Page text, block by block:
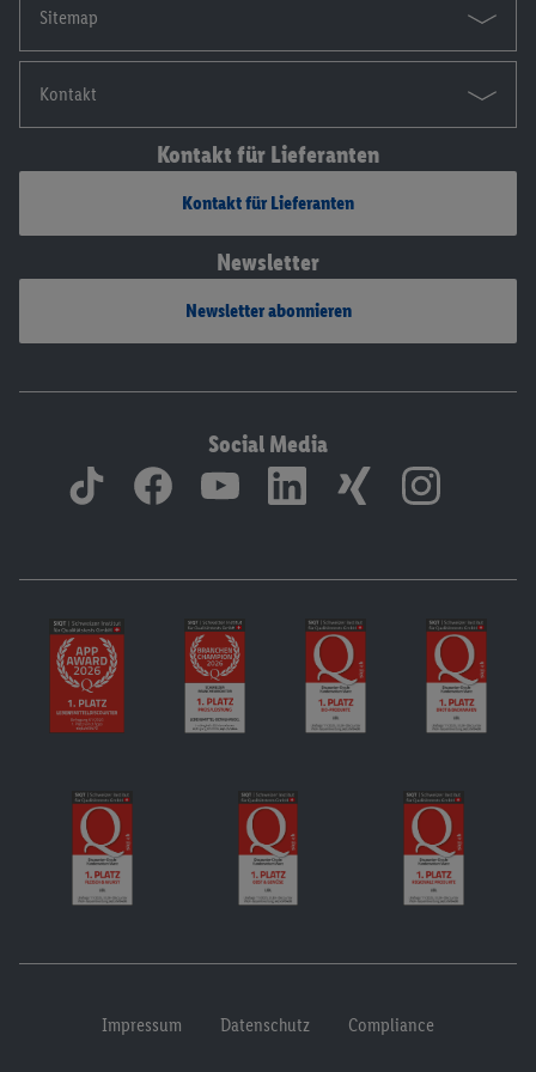
Sitemap
Kontakt
Kontakt für Lieferanten
Kontakt für Lieferanten
Newsletter
Newsletter abonnieren
Social Media
Impressum Datenschutz Compliance